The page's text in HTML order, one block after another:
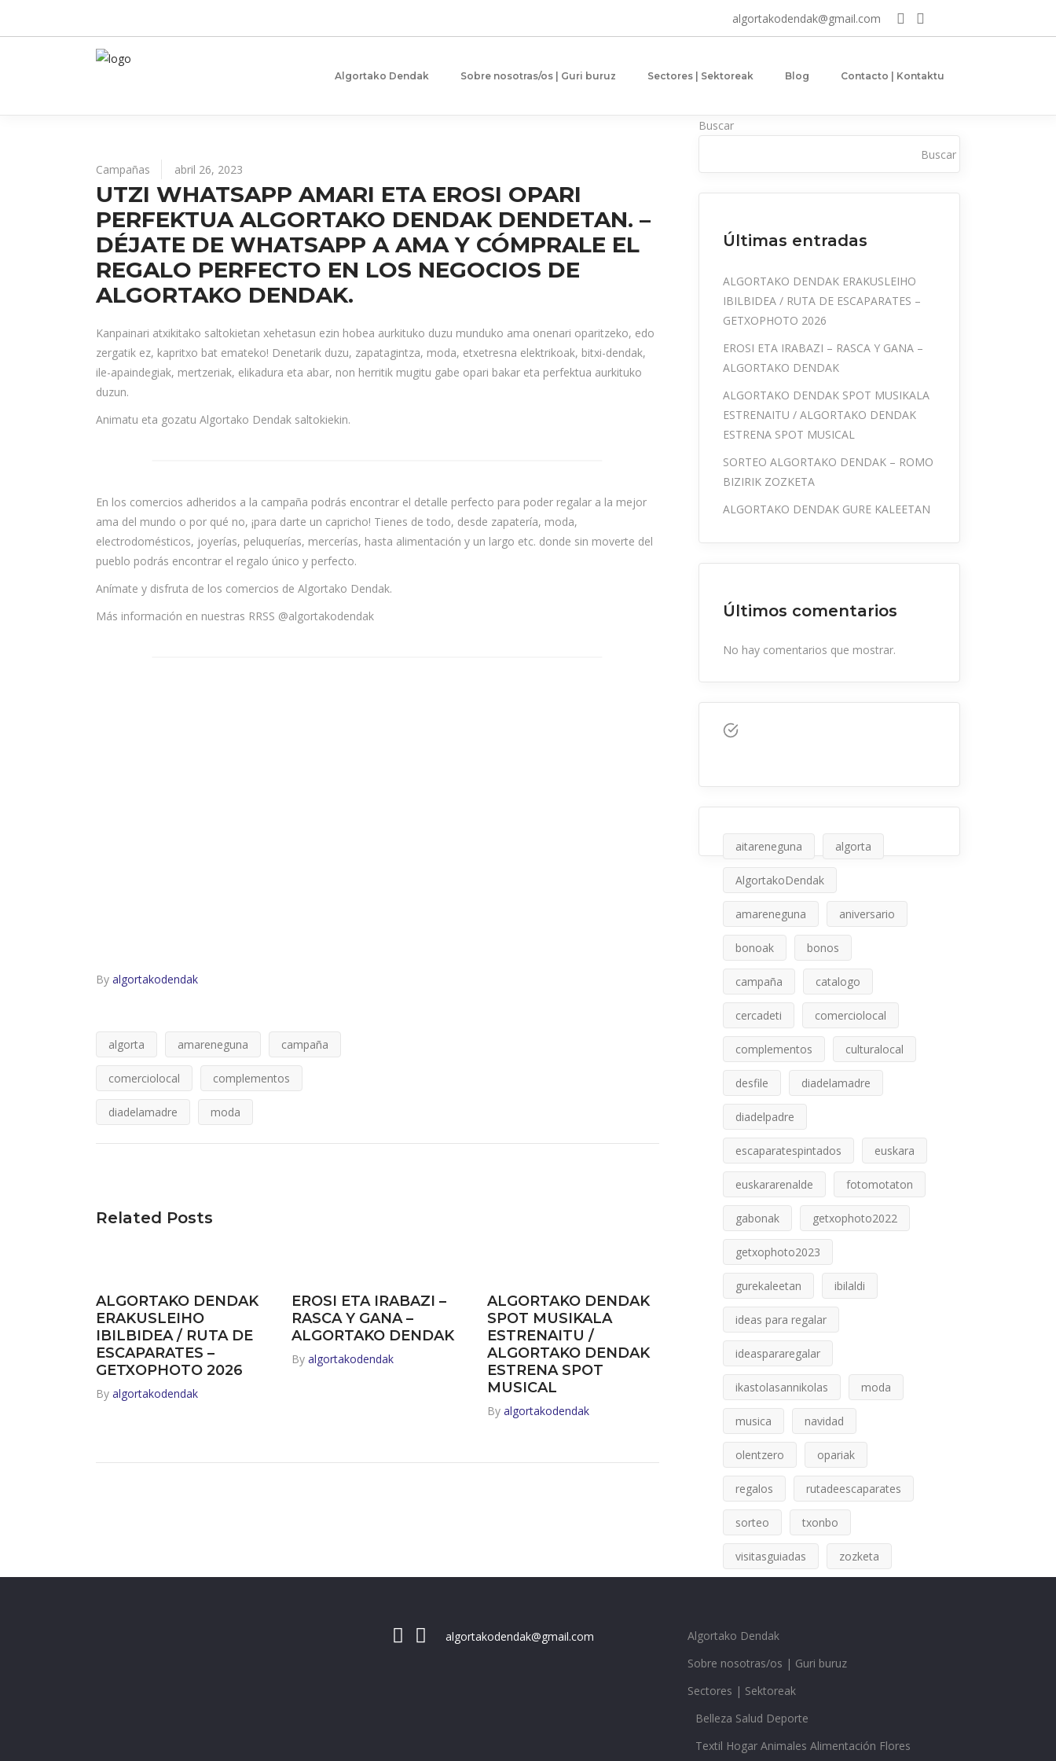
algortakodendak@gmail.com
Algortako Dendak Sobre nosotras/os | Guri buruz Sectores | Sektoreak Blog Contacto | Kontaktu
Campañas abril 26, 2023
UTZI WHATSAPP AMARI ETA EROSI OPARI
PERFEKTUA ALGORTAKO DENDAK DENDETAN. –
DÉJATE DE WHATSAPP A AMA Y CÓMPRALE EL
REGALO PERFECTO EN LOS NEGOCIOS DE
ALGORTAKO DENDAK.
Kanpainari atxikitako saltokietan xehetasun ezin hobea aurkituko duzu munduko ama onenari oparitzeko, edo
zergatik ez, kapritxo bat emateko! Denetarik duzu, zapatagintza, moda, etxetresna elektrikoak, bitxi-dendak,
ile-apaindegiak, mertzeriak, elikadura eta abar, non herritik mugitu gabe opari bakar eta perfektua aurkituko
duzun.
Animatu eta gozatu Algortako Dendak saltokiekin.
En los comercios adheridos a la campaña podrás encontrar el detalle perfecto para poder regalar a la mejor
ama del mundo o por qué no, ¡para darte un capricho! Tienes de todo, desde zapatería, moda,
electrodomésticos, joyerías, peluquerías, mercerías, hasta alimentación y un largo etc. donde sin moverte del
pueblo podrás encontrar el regalo único y perfecto.
Anímate y disfruta de los comercios de Algortako Dendak.
Más información en nuestras RRSS @algortakodendak
By algortakodendak
algorta amareneguna campaña
comerciolocal complementos
diadelamadre moda
Related Posts
ALGORTAKO DENDAK
ERAKUSLEIHO
IBILBIDEA / RUTA DE
ESCAPARATES –
GETXOPHOTO 2026
By algortakodendak
EROSI ETA IRABAZI –
RASCA Y GANA –
ALGORTAKO DENDAK
By algortakodendak
ALGORTAKO DENDAK
SPOT MUSIKALA
ESTRENAITU /
ALGORTAKO DENDAK
ESTRENA SPOT
MUSICAL
By algortakodendak
Buscar
Buscar
Últimas entradas
ALGORTAKO DENDAK ERAKUSLEIHO
IBILBIDEA / RUTA DE ESCAPARATES –
GETXOPHOTO 2026
EROSI ETA IRABAZI – RASCA Y GANA –
ALGORTAKO DENDAK
ALGORTAKO DENDAK SPOT MUSIKALA
ESTRENAITU / ALGORTAKO DENDAK
ESTRENA SPOT MUSICAL
SORTEO ALGORTAKO DENDAK – ROMO
BIZIRIK ZOZKETA
ALGORTAKO DENDAK GURE KALEETAN
Últimos comentarios
No hay comentarios que mostrar.
aitareneguna algorta
AlgortakoDendak
amareneguna aniversario
bonoak bonos
campaña catalogo
cercadeti comerciolocal
complementos culturalocal
desfile diadelamadre
diadelpadre
escaparatespintados euskara
euskararenalde fotomotaton
gabonak getxophoto2022
getxophoto2023
gurekaleetan ibilaldi
ideas para regalar
ideaspararegalar
ikastolasannikolas moda
musica navidad
olentzero opariak
regalos rutadeescaparates
sorteo txonbo
visitasguiadas zozketa
algortakodendak@gmail.com
Algortako Dendak
Sobre nosotras/os | Guri buruz
Sectores | Sektoreak
Belleza Salud Deporte
Textil Hogar Animales Alimentación Flores